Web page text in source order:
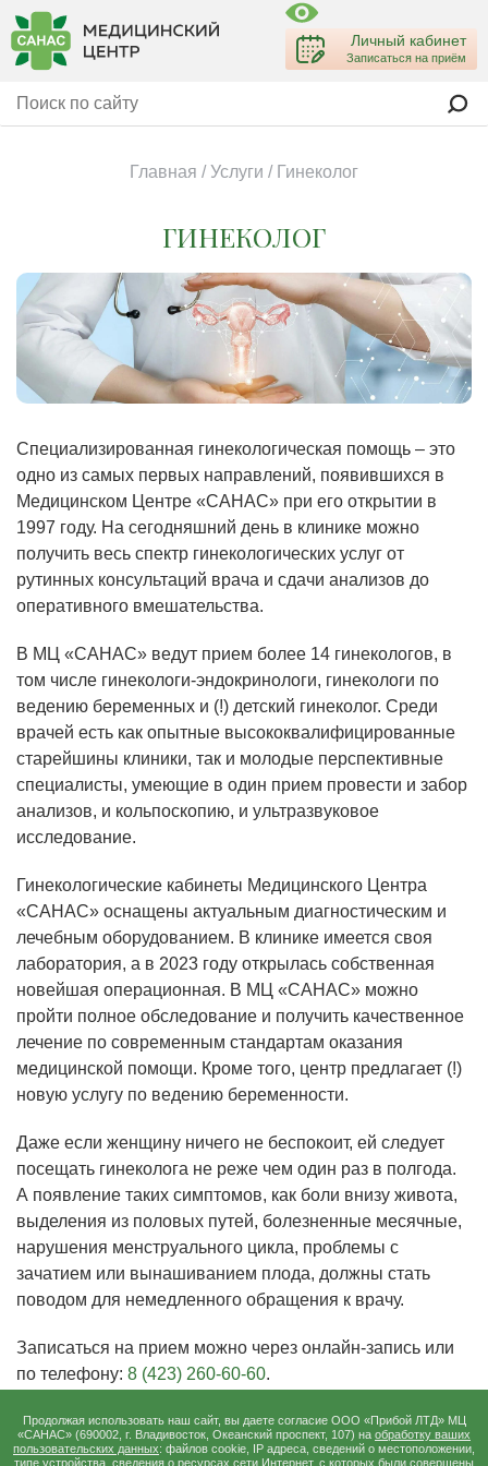
Личный кабинет
Записаться на приём
Главная / Услуги / Гинеколог
ГИНЕКОЛОГ
Специализированная гинекологическая помощь – это
одно из самых первых направлений, появившихся в
Медицинском Центре «САНАС» при его открытии в
1997 году. На сегодняшний день в клинике можно
получить весь спектр гинекологических услуг от
рутинных консультаций врача и сдачи анализов до
оперативного вмешательства.
В МЦ «САНАС» ведут прием более 14 гинекологов, в
том числе гинекологи-эндокринологи, гинекологи по
ведению беременных и (!) детский гинеколог. Среди
врачей есть как опытные высококвалифицированные
старейшины клиники, так и молодые перспективные
специалисты, умеющие в один прием провести и забор
анализов, и кольпоскопию, и ультразвуковое
исследование.
Гинекологические кабинеты Медицинского Центра
«САНАС» оснащены актуальным диагностическим и
лечебным оборудованием. В клинике имеется своя
лаборатория, а в 2023 году открылась собственная
новейшая операционная. В МЦ «САНАС» можно
пройти полное обследование и получить качественное
лечение по современным стандартам оказания
медицинской помощи. Кроме того, центр предлагает (!)
новую услугу по ведению беременности.
Даже если женщину ничего не беспокоит, ей следует
посещать гинеколога не реже чем один раз в полгода.
А появление таких симптомов, как боли внизу живота,
выделения из половых путей, болезненные месячные,
нарушения менструального цикла, проблемы с
зачатием или вынашиванием плода, должны стать
поводом для немедленного обращения к врачу.
Записаться на прием можно через онлайн-запись или
по телефону: 8 (423) 260-60-60.
Продолжая использовать наш сайт, вы даете согласие ООО «Прибой ЛТД» МЦ
«САНАС» (690002, г. Владивосток, Океанский проспект, 107) на обработку ваших
пользовательских данных: файлов cookie, IP адреса, сведений о местоположении,
типе устройства, сведения о ресурсах сети Интернет, с которых были совершены